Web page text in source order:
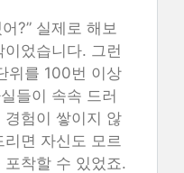
?” 실제로 해보
었습니다. 그런
위를 100번 이상
들이 속속 드러
경험이 쌓이지 않
면 자신도 모르
착할 수 있었죠.